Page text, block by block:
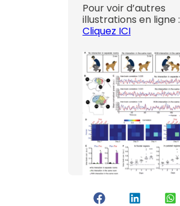
Pour voir d’autres
illustrations en ligne :
Cliquez ICI